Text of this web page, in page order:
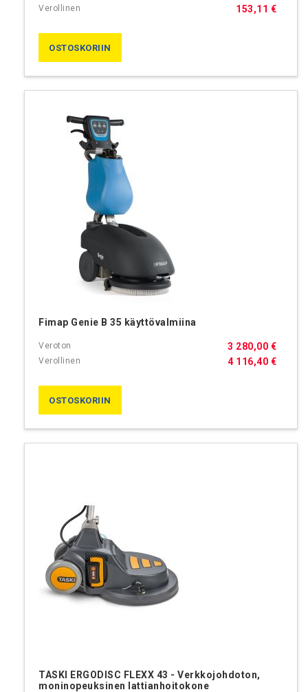
153,11 €
OSTOSKORIIN
Fimap Genie B 35 käyttövalmiina
4 116,40 €
3 280,00 €
OSTOSKORIIN
TASKI ERGODISC FLEXX 43 - Verkkojohdoton,
moninopeuksinen lattianhoitokone